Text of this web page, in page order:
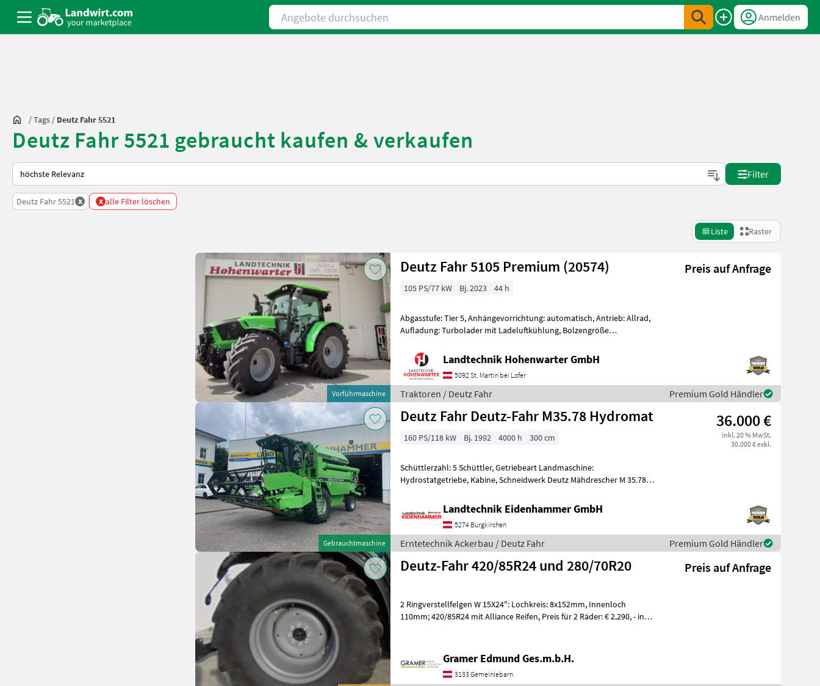
Angebote durchsuchen
Anmelden
/Tags / Deutz Fahr 5521
Deutz Fahr 5521 gebraucht kaufen & verkaufen
So wird auf Landwirt.com sortiert
Filter
Deutz Fahr 5521 x x alle Filter löschen
Liste Raster
Vorführmaschine
Deutz Fahr 5105 Premium (20574) Preis auf Anfrage
105 PS/77 kW Bj. 2023 44 h
Abgasstufe: Tier 5, Anhängevorrichtung: automatisch, Antrieb: Allrad,
Aufladung: Turbolader mit Ladeluftkühlung, Bolzengröße
Landtechnik Hohenwarter GmbH
5092 St. Martin bei Lofer
Traktoren / Deutz Fahr Premium Gold Händler
Gebrauchtmaschine
Deutz Fahr Deutz-Fahr M35.78 Hydromat 36.000 €
inkl. 20 % MwSt.
30.000 € exkl.
160 PS/118 kW Bj. 1992 4000 h 300 cm
Schüttlerzahl: 5 Schüttler, Getriebeart Landmaschine:
Hydrostatgetriebe, Kabine, Schneidwerk Deutz Mähdrescher M 35.78
Landtechnik Eidenhammer GmbH
5274 Burgkirchen
Erntetechnik Ackerbau / Deutz Fahr Premium Gold Händler
Deutz-Fahr 420/85R24 und 280/70R20 Preis auf Anfrage
2 Ringverstellfelgen W 15X24": Lochkreis: 8x152mm, Innenloch
110mm; 420/85R24 mit Alliance Reifen, Preis für 2 Räder: € 2.290, - inkl.
Gramer Edmund Ges.m.b.H.
3133 Gemeinlebarn